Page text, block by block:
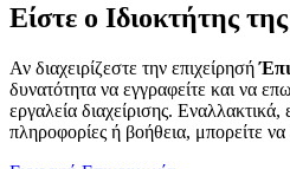
Είστε ο Ιδιοκτήτης
Αν διαχειρίζεστε την επιχείρησή
δυνατότητα να εγγραφείτε και να
εργαλεία διαχείρισης. Εναλλακτικά,
πληροφορίες ή βοήθεια, μπορείτε